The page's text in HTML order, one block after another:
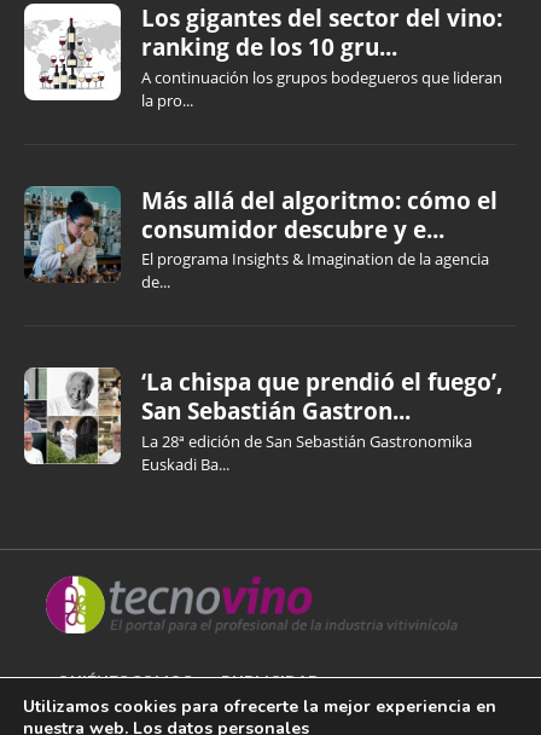
Los gigantes del sector del vino:
ranking de los 10 gru...
A continuación los grupos bodegueros que lideran
la pro...
Más allá del algoritmo: cómo el
consumidor descubre y e...
El programa Insights & Imagination de la agencia
de...
‘La chispa que prendió el fuego’,
San Sebastián Gastron...
La 28ª edición de San Sebastián Gastronomika
Euskadi Ba...
QUIÉNES SOMOS PUBLICIDAD
AVISO LEGAL
Utilizamos cookies para ofrecerte la mejor experiencia en
nuestra web. Los datos personales